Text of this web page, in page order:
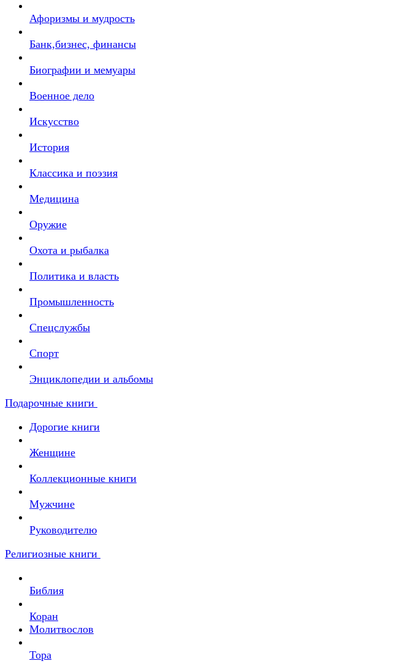
Афоризмы и мудрость
Банк,бизнес, финансы
Биографии и мемуары
Военное дело
Искусство
История
Классика и поэзия
Медицина
Оружие
Охота и рыбалка
Политика и власть
Промышленность
Спецслужбы
Спорт
Энциклопедии и альбомы
Подарочные книги
Дорогие книги
Женщине
Коллекционные книги
Мужчине
Руководителю
Религиозные книги
Библия
Коран
Молитвослов
Тора